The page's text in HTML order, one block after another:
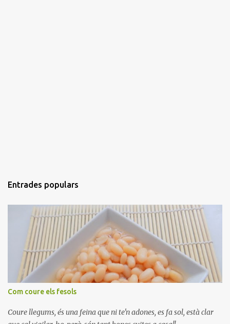
Entrades populars
Com coure els fesols
Coure llegums, és una feina que ni te'n adones, es fa sol, està clar